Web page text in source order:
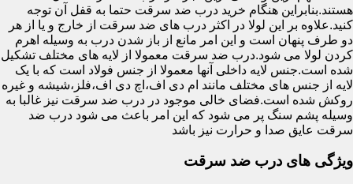
هستند.بنابراین هنگام خرید درب ضد سرقت حتما به قفل آن توجه
کنید.علاوه بر این لولا در اکثر درب های ضد سرقت از خارج و یا از هر
دو طرف پنهان است و این امر مانع از باز شدن درب به وسیله اهرم
کردن لولا می شود.درب ضد سرقت معمولا از لایه های مختلف تشکیل
شده است.جنس لایه داخلی آنها معمولا از جنس فولاد است که با یک
لایه از جنس های مختلف مانند ام دی اف،اچ دی اف،فلز،شیشه و غیره
روکش شده است.فضای خالی موجود در درب ضد سرقت نیز غالبا به
وسیله پشم سنگ پر می شود که این امر باعث می شود درب ضد
سرقت عایق صدا و حرارت نیز باشد
ویژگی های درب ضد سرقت